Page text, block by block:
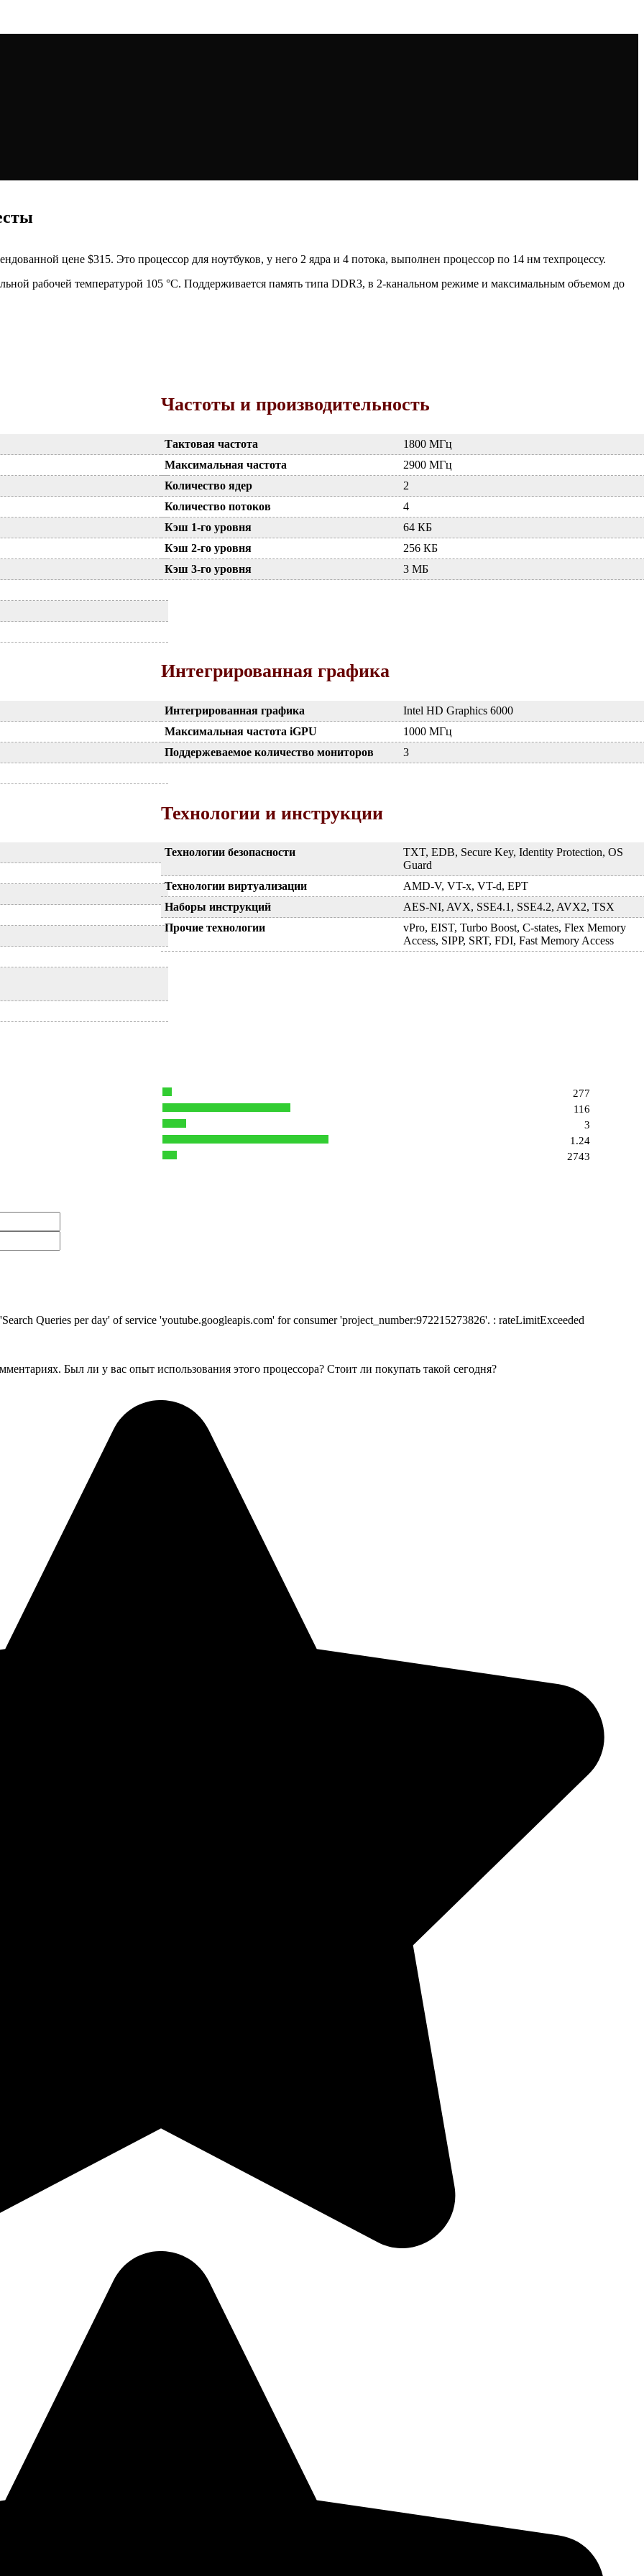
цене $315. Это процессор для ноутбуков, у него 2 ядра и 4 потока, выполнен процессор по 14 нм техпроцессу.
рабочей температурой 105 °C. Поддерживается память типа DDR3, в 2-канальном режиме и максимальным объемом до
Частоты и производительность
Тактовая частота
1800 МГц
Максимальная частота
2900 МГц
Количество ядер
2
Количество потоков
4
Кэш 1-го уровня
64 КБ
Кэш 2-го уровня
256 КБ
Кэш 3-го уровня
3 МБ
Интегрированная графика
Интегрированная графика
Intel HD Graphics 6000
Максимальная частота iGPU
1000 МГц
Поддержеваемое количество мониторов
3
Технологии и инструкции
Технологии безопасности
TXT, EDB, Secure Key, Identity Protection, OS
Guard
Технологии виртуализации
AMD-V, VT-x, VT-d, EPT
Наборы инструкций
AES-NI, AVX, SSE4.1, SSE4.2, AVX2, TSX
Прочие технологии
vPro, EIST, Turbo Boost, C-states, Flex Memory
Access, SIPP, SRT, FDI, Fast Memory Access
277
116
3
1.24
2743
Queries per day' of service 'youtube.googleapis.com' for consumer 'project_number:972215273826'. : rateLimitExceeded
Был ли у вас опыт использования этого процессора? Стоит ли покупать такой сегодня?